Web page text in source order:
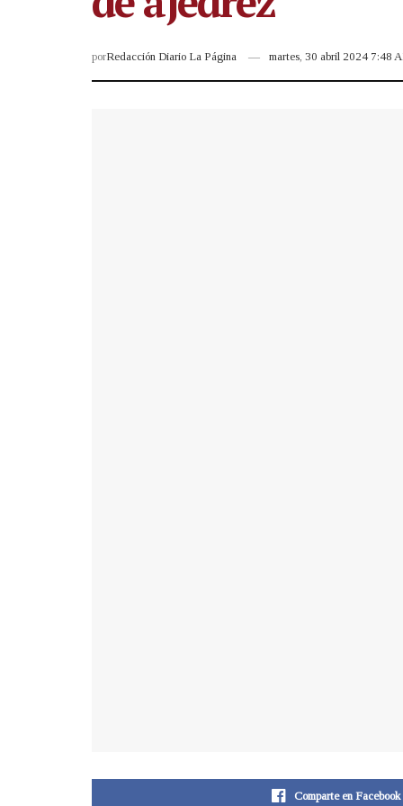
porRedacción Diario La Página martes, 30 abril 2024 7:48
Comparte en Facebook